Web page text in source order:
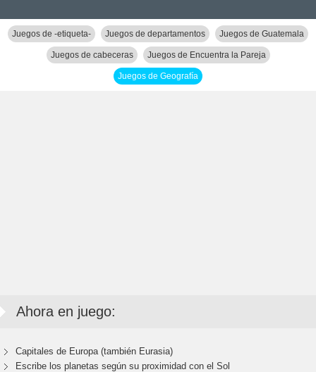
Juegos de -etiqueta- Juegos de departamentos Juegos de Guatemala
Juegos de cabeceras Juegos de Encuentra la Pareja
Juegos de Geografía
Ahora en juego:
Capitales de Europa (también Eurasia)
Escribe los planetas según su proximidad con el Sol